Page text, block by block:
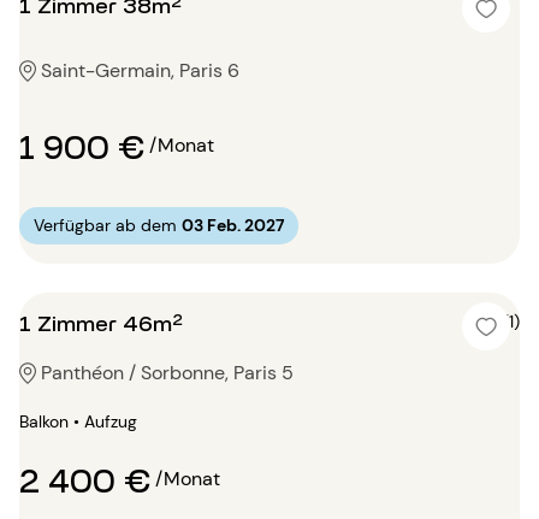
Saint-Germain, Paris 6
1 900 €/Monat
Verfügbar ab dem 03 Feb. 2027
1 Zimmer 46m² 5 (1)
Panthéon / Sorbonne, Paris 5
Balkon • Aufzug
2 400 €/Monat